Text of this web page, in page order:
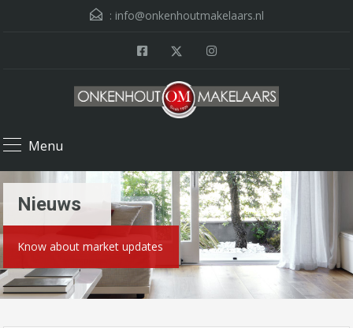
: info@onkenhoutmakelaars.nl
Menu
Nieuws
Know about market updates